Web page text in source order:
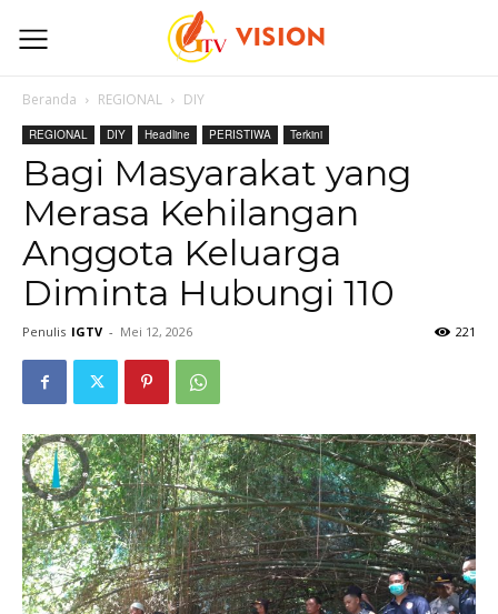
Beranda REGIONAL DIY
REGIONAL DIY Headline PERISTIWA Terkini
Bagi Masyarakat yang
Merasa Kehilangan
Anggota Keluarga
Diminta Hubungi 110
Penulis IGTV - Mei 12, 2026 221